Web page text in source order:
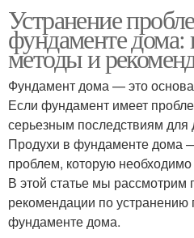
Устранение
фундаменте
методы и
Фундамент дома — это
Если фундамент имеет
серьезным последствиям для
Продухи в фундаменте дома
проблем, которую
В этой статье мы
рекомендации по
фундаменте дома.